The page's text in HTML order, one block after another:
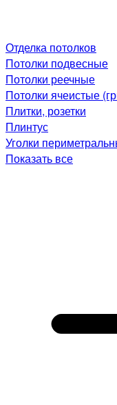
Отделка потолков
Потолки подвесные
Потолки реечные
Потолки ячеистые
Плитки, розетки
Плинтус
Уголки
Показать все